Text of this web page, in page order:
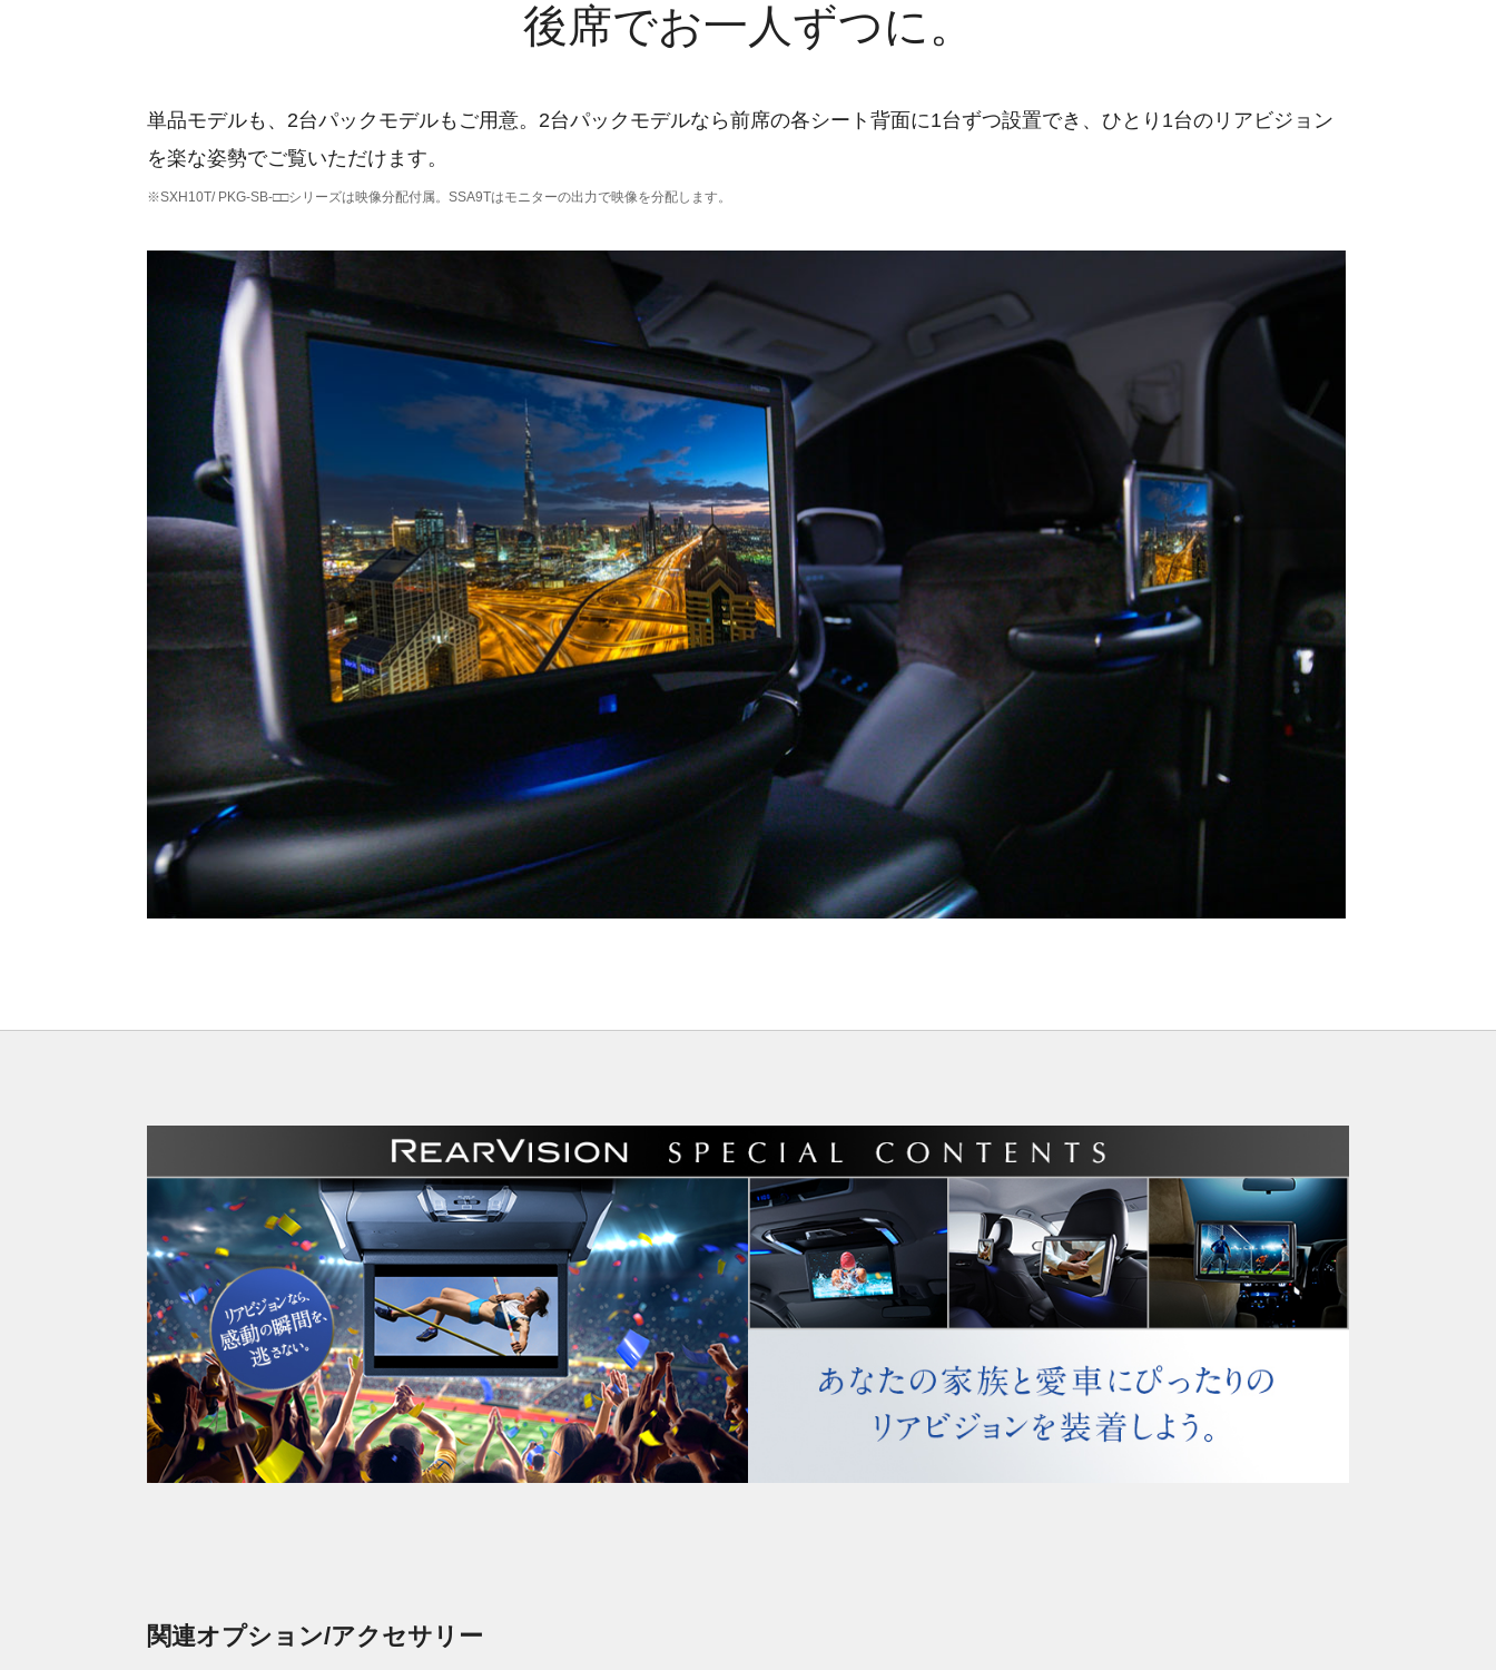
後席でお一人ずつに。
単品モデルも、2台パックモデルもご用意。2台パックモデルなら前席の各シート背面に1台ずつ設置でき、ひとり1台のリアビジョン
を楽な姿勢でご覧いただけます。
※SXH10T/ PKG-SB-□□シリーズは映像分配付属。SSA9Tはモニターの出力で映像を分配します。
関連オプション/アクセサリー